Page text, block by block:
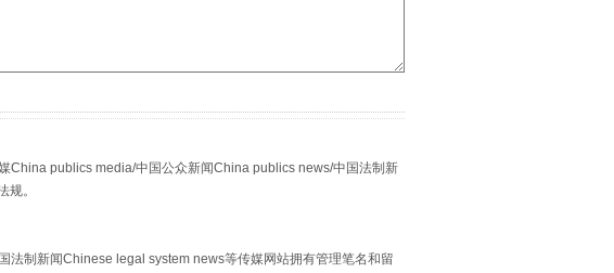
别拿“量子”当幌子
China publics media/中国公众新闻China publics news/中国法制新
。
制新闻Chinese legal system news等传媒网站拥有管理笔名和留